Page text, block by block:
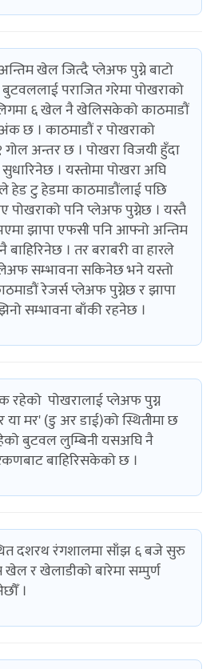
खेल जित्दै प्लेअफ पुग्ने बाटो
पराजित गरेमा पोखराको
६ खेल नै खेलिसकेको काठमाडौं
छ । काठमाडौं र पोखराको
अन्तर छ । पोखरा विजयी हुँदा
। यस्तोमा पोखरा अघि
हेड टु हेडमा काठमाडौंलाई पछि
पोखराको पनि प्लेअफ पुग्नेछ । यस्तै
झापा एफसी पनि आफ्नो अन्तिम
। तर बराबरी वा हारले
सम्भावना सकिनेछ भने यस्तो
रेजर्स प्लेअफ पुग्नेछ र झापा
सम्भावना बाँकी रहनेछ ।
पोखरालाई प्लेअफ पुग्न
मर' (डु अर डाई)को स्थितीमा छ
बुटवल लुम्बिनी यसअघि नै
बाहिरिसकेको छ ।
दशरथ रंगशालमा साँझ ६ बजे सुरु
र खेलाडीको बारेमा सम्पुर्ण
।